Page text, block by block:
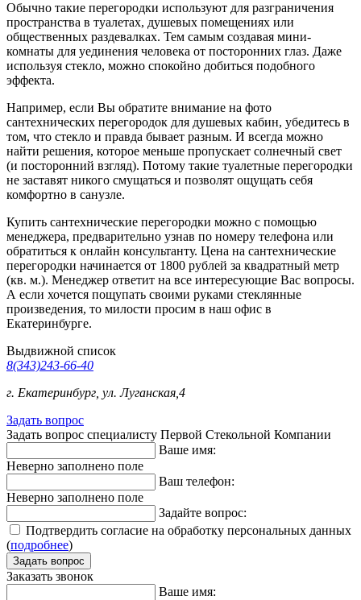
Обычно такие перегородки используют для разграничения
пространства в туалетах, душевых помещениях или
общественных раздевалках. Тем самым создавая мини-
комнаты для уединения человека от посторонних глаз. Даже
используя стекло, можно спокойно добиться подобного
эффекта.
Например, если Вы обратите внимание на фото
сантехнических перегородок для душевых кабин, убедитесь в
том, что стекло и правда бывает разным. И всегда можно
найти решения, которое меньше пропускает солнечный свет
(и посторонний взгляд). Потому такие туалетные перегородки
не заставят никого смущаться и позволят ощущать себя
комфортно в санузле.
Купить сантехнические перегородки можно с помощью
менеджера, предварительно узнав по номеру телефона или
обратиться к онлайн консультанту. Цена на сантехнические
перегородки начинается от 1800 рублей за квадратный метр
(кв. м.). Менеджер ответит на все интересующие Вас вопросы.
А если хочется пощупать своими руками стеклянные
произведения, то милости просим в наш офис в
Екатеринбурге.
Выдвижной список
8(343)243-66-40
г. Екатеринбург, ул. Луганская,4
Задать вопрос
Задать вопрос специалисту Первой Стекольной Компании
Ваше имя:
Неверно заполнено поле
Ваш телефон:
Неверно заполнено поле
Задайте вопрос:
Подтвердить согласие на обработку персональных данных
(подробнее)
Заказать звонок
Ваше имя: